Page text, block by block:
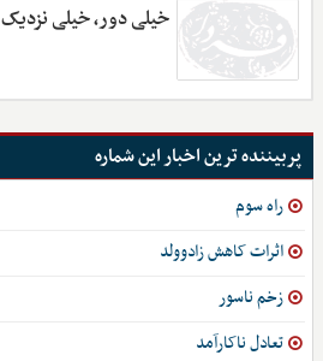
خیلی دور، خیلی نزدیک
پربیننده ترین اخبار این شماره
راه سوم
اثرات کاهش زادوولد
زخم ناسور
تعادل ناکارآمد